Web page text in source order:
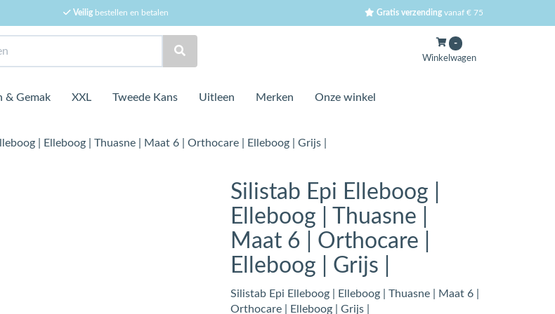
Veiligbestellen en betalen Gratis verzending vanaf € 75
-
Winkelwagen
& Gemak XXL Tweede Kans Uitleen Merken Onze winkel
| Elleboog | Thuasne | Maat 6 | Orthocare | Elleboog | Grijs |
Silistab Epi Elleboog |
Elleboog | Thuasne |
Maat 6 | Orthocare |
Elleboog | Grijs |
Silistab Epi Elleboog | Elleboog | Thuasne | Maat 6 |
Orthocare | Elleboog | Grijs |